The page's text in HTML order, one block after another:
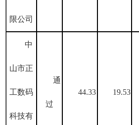
限公司
中
山市正
工数码
科技有
通
过
44.33 19.53